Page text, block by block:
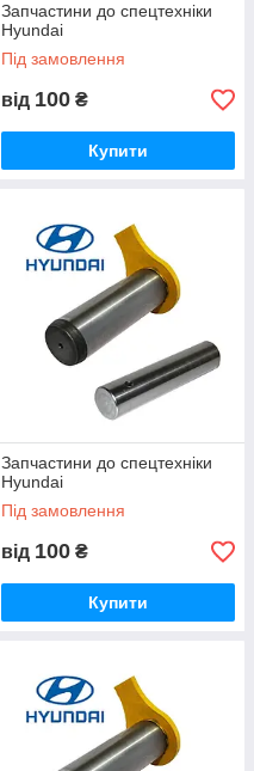
Запчастини до спецтехніки
Hyundai
Під замовлення
від 100 ₴
Купити
Запчастини до спецтехніки
Hyundai
Під замовлення
від 100 ₴
Купити